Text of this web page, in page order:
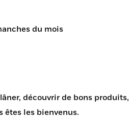
du mois
découvrir de bons
êtes les bienvenus.